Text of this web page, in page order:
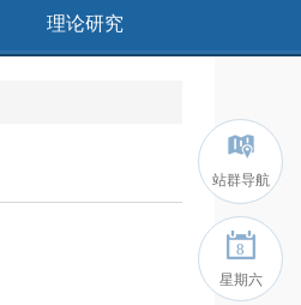
理论研究
站群导航
8
星期六